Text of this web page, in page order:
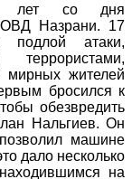
9 лет со дня
Назрани. 17
подлой атаки,
террористами,
мирных жителей
бросился к
обезвредить
Нальгиев. Он
машине
дало несколько
на